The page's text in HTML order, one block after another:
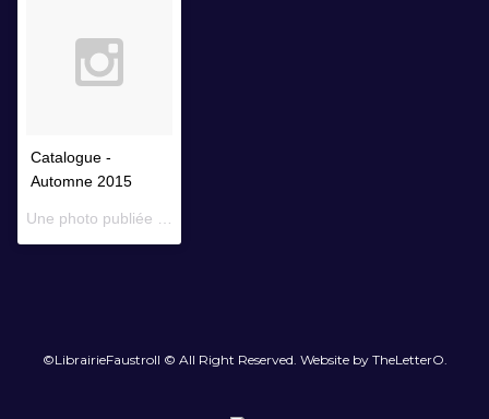
Catalogue -
Automne 2015
©LibrairieFaustroll © All Right Reserved. Website by TheLetterO.